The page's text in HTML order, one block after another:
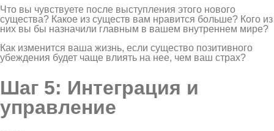
Что вы чувствуете после выступления этого нового
существа? Какое из существ вам нравится больше? Кого из
них вы бы назначили главным в вашем внутреннем мире?
Как изменится ваша жизнь, если существо позитивного
убеждения будет чаще влиять на нее, чем ваш страх?
Шаг 5: Интеграция и
управление